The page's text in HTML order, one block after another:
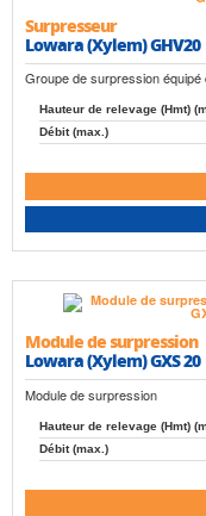
Surpresseur
Lowara (Xylem) GHV20
Groupe de surpression équipé
Hauteur de relevage (Hmt)
Débit (max.)
Module de surpression
Lowara (Xylem) GXS 20
Module de surpression
Hauteur de relevage (Hmt)
Débit (max.)